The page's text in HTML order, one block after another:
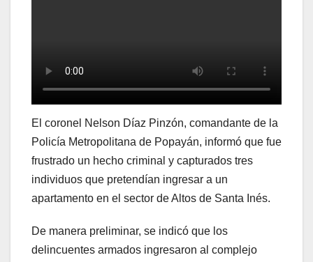
El coronel Nelson Díaz Pinzón, comandante de la
Policía Metropolitana de Popayán, informó que fue
frustrado un hecho criminal y capturados tres
individuos que pretendían ingresar a un
apartamento en el sector de Altos de Santa Inés.
De manera preliminar, se indicó que los
delincuentes armados ingresaron al complejo